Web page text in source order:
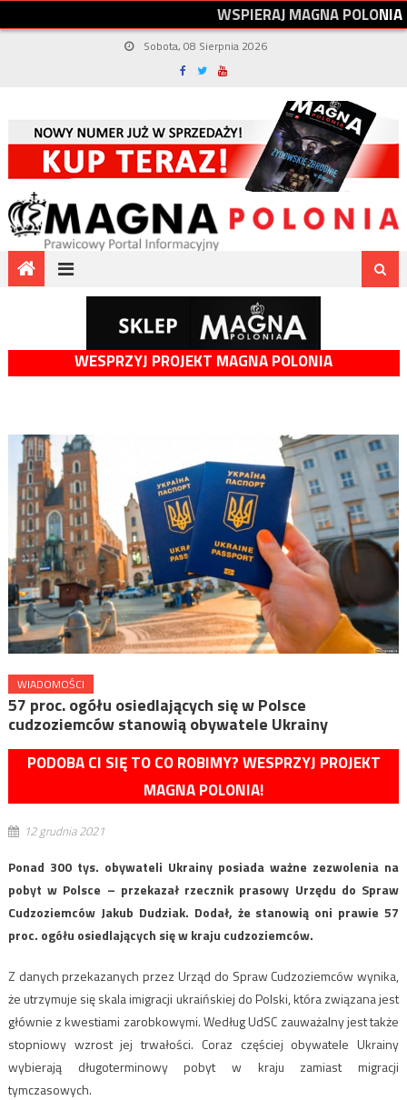
WSPIERAJMAGNAPOLONIA
Sobota, 08 Sierpnia 2026
WESPRZYJ PROJEKT MAGNA POLONIA
WIADOMOŚCI
57 proc. ogółu osiedlających się w Polsce
cudzoziemców stanowią obywatele Ukrainy
PODOBA CI SIĘ TO CO ROBIMY? WESPRZYJ PROJEKT
MAGNA POLONIA!
12 grudnia 2021
Ponad 300 tys. obywateli Ukrainy posiada ważne zezwolenia na
pobyt w Polsce – przekazał rzecznik prasowy Urzędu do Spraw
Cudzoziemców Jakub Dudziak. Dodał, że stanowią oni prawie 57
proc. ogółu osiedlających się w kraju cudzoziemców.
Z danych przekazanych przez Urząd do Spraw Cudzoziemców wynika,
że utrzymuje się skala imigracji ukraińskiej do Polski, która związana jest
głównie z kwestiami zarobkowymi. Według UdSC zauważalny jest także
stopniowy wzrost jej trwałości. Coraz częściej obywatele Ukrainy
wybierają długoterminowy pobyt w kraju zamiast migracji
tymczasowych.